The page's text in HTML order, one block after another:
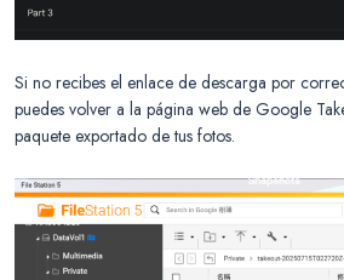
Si no recibes el enlace de descarga por
puedes volver a la página web de Google
paquete exportado de tus fotos.